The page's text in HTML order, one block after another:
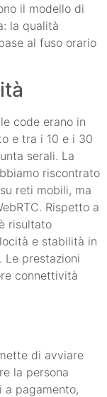
il modello di
la qualità
al fuso orario
code erano in
e tra i 10 e i 30
serali. La
riscontrato
reti mobili, ma
Rispetto a
risultato
e stabilità in
Le prestazioni
connettività
di avviare
la persona
a pagamento,